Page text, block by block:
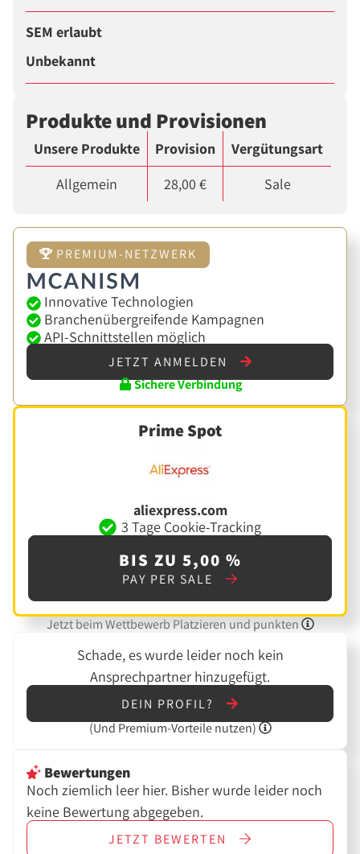
SEM erlaubt
Unbekannt
Produkte und Provisionen
Unsere Produkte Provision
Vergütungsart
Allgemein
28,00 € Sale
PREMIUM-NETZWERK
Innovative Technologien
Branchenübergreifende Kampagnen
API-Schnittstellen möglich
JETZT ANMELDEN
Sichere Verbindung
Prime Spot
aliexpress.com
3 Tage Cookie-Tracking
BIS ZU 5,00 %
PAY PER SALE
Jetzt beim Wettbewerb Platzieren und punkten
Schade, es wurde leider noch kein
Ansprechpartner hinzugefügt.
DEIN PROFIL?
(Und Premium-Vorteile nutzen)
Bewertungen
Noch ziemlich leer hier. Bisher wurde leider noch
keine Bewertung abgegeben.
JETZT BEWERTEN